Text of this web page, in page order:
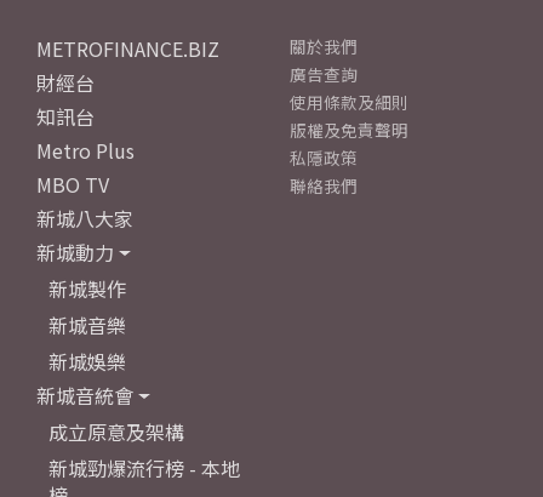
METROFINANCE.BIZ
財經台
知訊台
Metro Plus
MBO TV
新城八大家
新城動力
新城製作
新城音樂
新城娛樂
新城音統會
成立原意及架構
新城勁爆流行榜 - 本地
關於我們
廣告查詢
使用條款及細則
版權及免責聲明
私隱政策
聯絡我們